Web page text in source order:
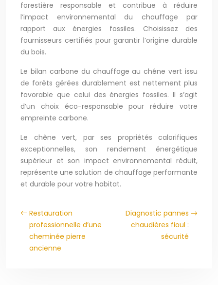
forestière responsable et contribue à réduire
l’impact environnemental du chauffage par
rapport aux énergies fossiles. Choisissez des
fournisseurs certifiés pour garantir l’origine durable
du bois.
Le bilan carbone du chauffage au chêne vert issu
de forêts gérées durablement est nettement plus
favorable que celui des énergies fossiles. Il s’agit
d’un choix éco-responsable pour réduire votre
empreinte carbone.
Le chêne vert, par ses propriétés calorifiques
exceptionnelles, son rendement énergétique
supérieur et son impact environnemental réduit,
représente une solution de chauffage performante
et durable pour votre habitat.
Restauration
professionnelle d’une
cheminée pierre
ancienne
Diagnostic pannes
chaudières fioul :
sécurité